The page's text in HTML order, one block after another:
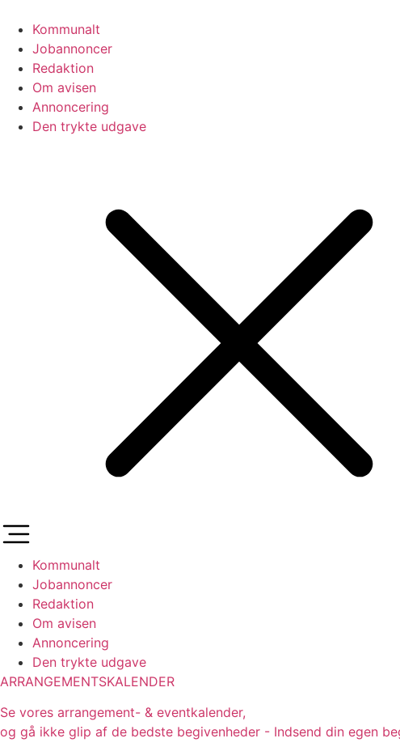
indhold
Kommunalt
Jobannoncer
Redaktion
Om avisen
Annoncering
Den trykte udgave
Kommunalt
Jobannoncer
Redaktion
Om avisen
Annoncering
Den trykte udgave
ARRANGEMENTSKALENDER
Se vores arrangement- & eventkalender,
og gå ikke glip af de bedste begivenheder - Indsend din egen